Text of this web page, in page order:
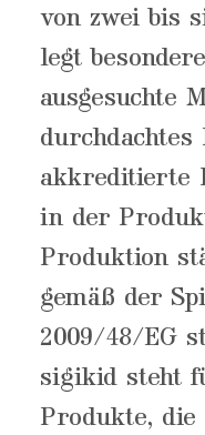
von zwei bis
legt
ausgesuchte
akkreditierte
in der
Produktion
gemäß der
2009/48/EG
sigikid steht
Produkte, die